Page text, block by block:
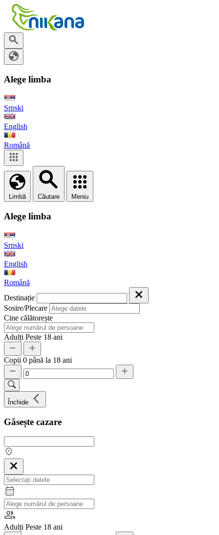
Alege limba
Srpski
English
Română
Limbă Căutare Meniu
Alege limba
Srpski
English
Română
Destinație
Sosire/Plecare
Cine călătorește
Adulți Peste 18 ani
Copii 0 până la 18 ani
Închide
Găsește cazare
Adulți Peste 18 ani